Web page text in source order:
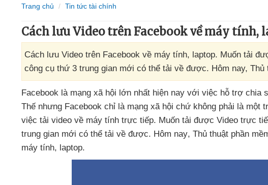
Trang chủ Tin tức tài chính
Cách lưu Video trên Facebook về máy tính,
Cách lưu Video trên Facebook về máy tính, laptop. Muốn tải
công cụ thứ 3 trung gian mới có thể tải về được. Hôm nay,
Facebook là mạng xã hội lớn nhất hiện nay với việc hỗ trợ chia
Thế nhưng Facebook chỉ là mạng xã hội chứ không phải là một
việc tải video về máy tính trực tiếp. Muốn tải được Video trực
trung gian mới có thể tải về được. Hôm nay, Thủ thuật phần
máy tính, laptop.